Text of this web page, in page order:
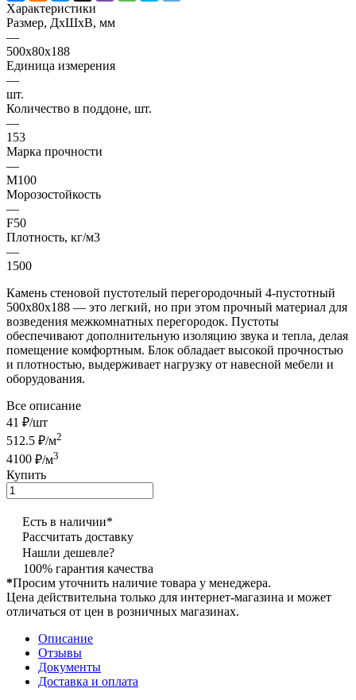
Характеристики
Размер, ДхШхВ, мм
—
500х80х188
Единица измерения
—
шт.
Количество в поддоне, шт.
—
153
Марка прочности
—
M100
Морозостойкость
—
F50
Плотность, кг/м3
—
1500
Камень стеновой пустотелый перегородочный 4-пустотный
500х80х188 — это легкий, но при этом прочный материал для
возведения межкомнатных перегородок. Пустоты
обеспечивают дополнительную изоляцию звука и тепла, делая
помещение комфортным. Блок обладает высокой прочностью
и плотностью, выдерживает нагрузку от навесной мебели и
оборудования.
Все описание
41 ₽/шт
512.5 ₽/м2
4100 ₽/м3
Купить
Есть в наличии*
Рассчитать доставку
Нашли дешевле?
100% гарантия качества
*Просим уточнить наличие товара у менеджера.
Цена действительна только для интернет-магазина и может
отличаться от цен в розничных магазинах.
Описание
Отзывы
Документы
Доставка и оплата